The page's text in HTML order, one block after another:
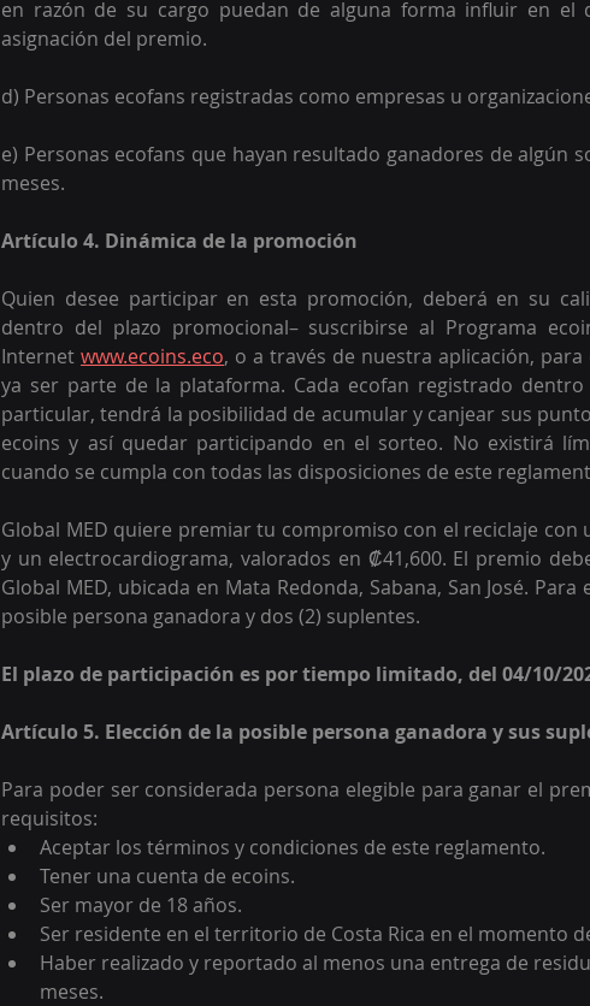
en razón de su cargo puedan de alguna forma influir en el
asignación del premio.
d) Personas ecofans registradas como empresas u
e) Personas ecofans que hayan resultado ganadores de algún
meses.
Artículo 4. Dinámica de la promoción
Quien desee participar en esta promoción, deberá en su
dentro del plazo promocional– suscribirse al Programa
Internet www.ecoins.eco, o a través de nuestra aplicación,
ya ser parte de la plataforma. Cada ecofan registrado
particular, tendrá la posibilidad de acumular y canjear sus
ecoins y así quedar participando en el sorteo. No existirá
cuando se cumpla con todas las disposiciones de este
Global MED quiere premiar tu compromiso con el reciclaje con
y un electrocardiograma, valorados en ₡41,600. El premio
Global MED, ubicada en Mata Redonda, Sabana, San José.
posible persona ganadora y dos (2) suplentes.
El plazo de participación es por tiempo limitado, del 04/10/
Artículo 5. Elección de la posible persona ganadora y sus
Para poder ser considerada persona elegible para ganar el
requisitos:
Aceptar los términos y condiciones de este reglamento.
Tener una cuenta de ecoins.
Ser mayor de 18 años.
Ser residente en el territorio de Costa Rica en el momento
Haber realizado y reportado al menos una entrega de
meses.